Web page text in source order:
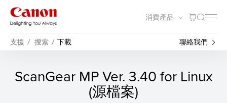
消費產品
支援 搜索 下載 聯絡我們
ScanGear MP Ver. 3.40 for Linux
(源檔案)